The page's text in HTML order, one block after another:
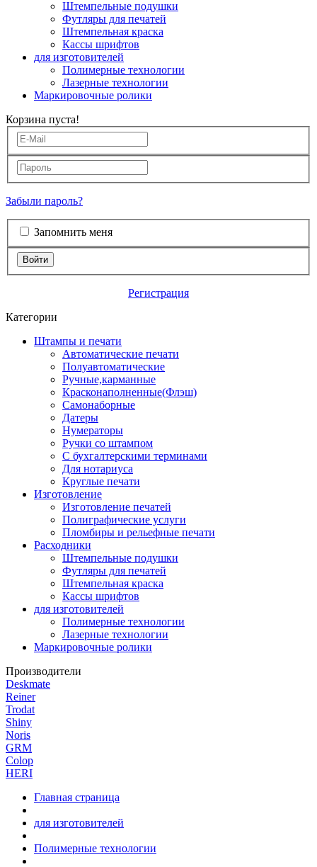
Штемпельные подушки
Футляры для печатей
Штемпельная краска
Кассы шрифтов
для изготовителей
Полимерные технологии
Лазерные технологии
Маркировочные ролики
Корзина пуста!
Забыли пароль?
Запомнить меня
Войти
Регистрация
Категории
Штампы и печати
Автоматические печати
Полуавтоматические
Ручные,карманные
Красконаполненные(Флэш)
Самонаборные
Датеры
Нумераторы
Ручки со штампом
С бухгалтерскими терминами
Для нотариуса
Круглые печати
Изготовление
Изготовление печатей
Полиграфические услуги
Пломбиры и рельефные печати
Расходники
Штемпельные подушки
Футляры для печатей
Штемпельная краска
Кассы шрифтов
для изготовителей
Полимерные технологии
Лазерные технологии
Маркировочные ролики
Производители
Deskmate
Reiner
Trodat
Shiny
Noris
GRM
Colop
HERI
Главная страница
для изготовителей
Полимерные технологии